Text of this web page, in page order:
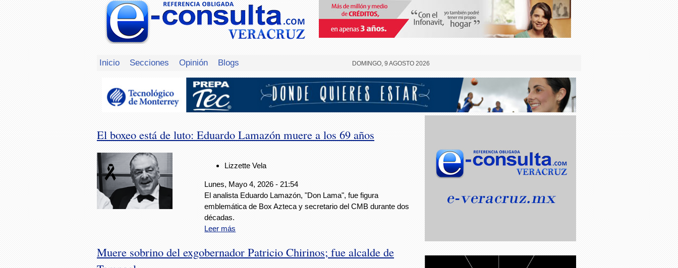
Inicio Secciones Opinión Blogs DOMINGO, 9 AGOSTO 2026
El boxeo está de luto: Eduardo Lamazón muere a los 69 años
Lizzette Vela
Lunes, Mayo 4, 2026 - 21:54
El analista Eduardo Lamazón, "Don Lama", fue figura
emblemática de Box Azteca y secretario del CMB durante dos
décadas.
Leer más
Muere sobrino del exgobernador Patricio Chirinos; fue alcalde de